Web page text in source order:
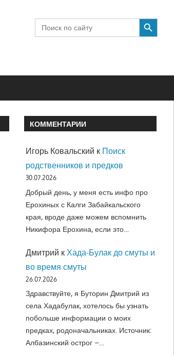
Search
for:
SEARCH BUTTON
КОММЕНТАРИИ
Игорь Ковальский к Поиск
родственников и предков
30.07.2026
Добрый день, у меня есть инфо про
Ерохиных с Калги Забайкальского
края, вроде даже можем вспомнить
Никифора Ерохина, если это…
Дмитрий к Хада-Булак до смуты и
во время смуты
26.07.2026
Здравствуйте, я Буторин Дмитрий из
села Хадабулак, хотелось бы узнать
побольше информации о моих
предках, родоначальниках. Источник:
Албазинский острог –…